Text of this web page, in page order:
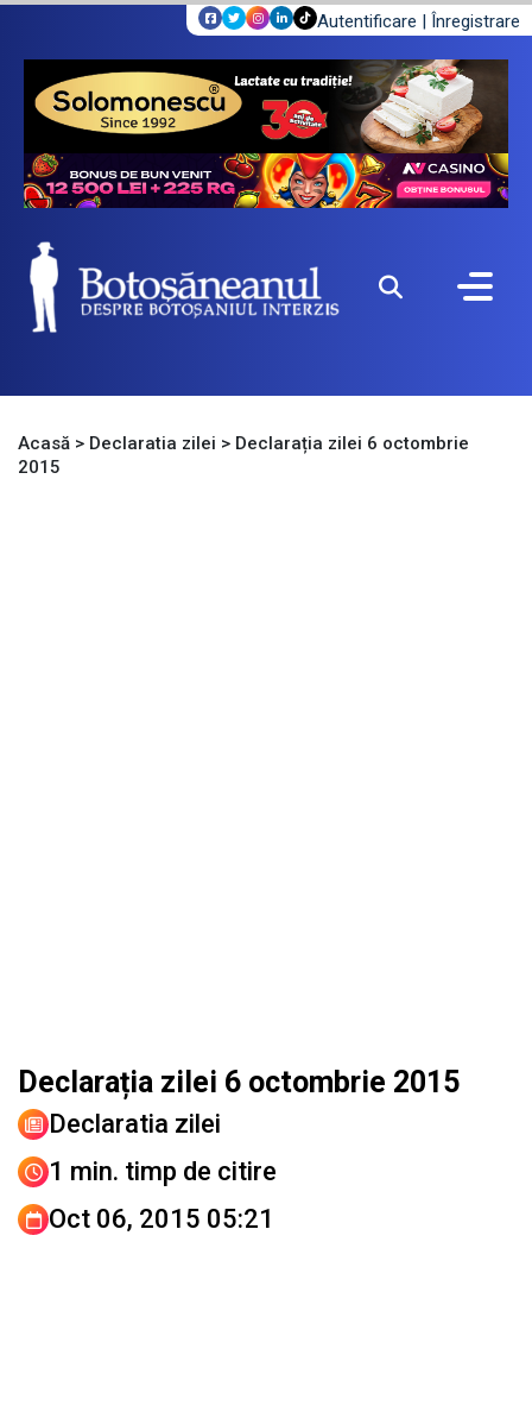
Autentificare | Înregistrare
Acasă > Declaratia zilei > Declarația zilei 6 octombrie
2015
Declarația zilei 6 octombrie 2015
Declaratia zilei
1 min. timp de citire
Oct 06, 2015 05:21